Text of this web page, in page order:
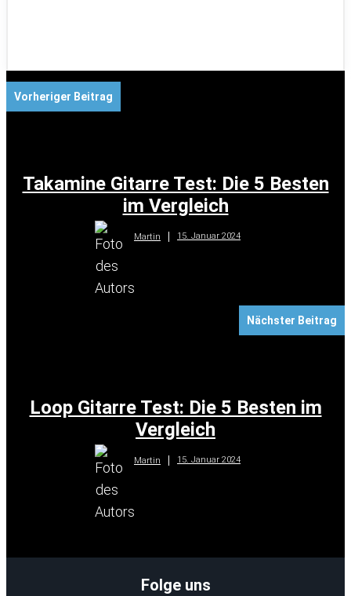
Vorheriger Beitrag
Takamine Gitarre Test: Die 5 Besten
im Vergleich
Martin 15. Januar 2024
Nächster Beitrag
Loop Gitarre Test: Die 5 Besten im
Vergleich
Martin 15. Januar 2024
Folge uns